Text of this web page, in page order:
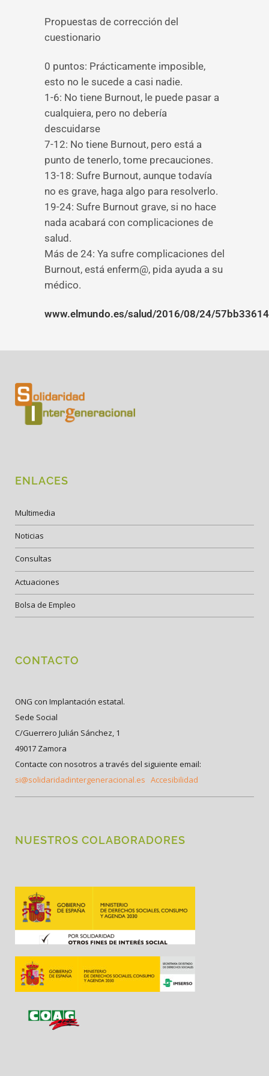
Propuestas de corrección del
cuestionario
0 puntos: Prácticamente imposible,
esto no le sucede a casi nadie.
1-6: No tiene Burnout, le puede pasar a
cualquiera, pero no debería
descuidarse
7-12: No tiene Burnout, pero está a
punto de tenerlo, tome precauciones.
13-18: Sufre Burnout, aunque todavía
no es grave, haga algo para resolverlo.
19-24: Sufre Burnout grave, si no hace
nada acabará con complicaciones de
salud.
Más de 24: Ya sufre complicaciones del
Burnout, está enferm@, pida ayuda a su
médico.
www.elmundo.es/salud/2016/08/24/
ENLACES
Multimedia
Noticias
Consultas
Actuaciones
Bolsa de Empleo
CONTACTO
ONG con Implantación estatal.
Sede Social
C/Guerrero Julián Sánchez, 1
49017 Zamora
Contacte con nosotros a través del siguiente email:
si@solidaridadintergeneracional.es Accesibilidad
NUESTROS COLABORADORES